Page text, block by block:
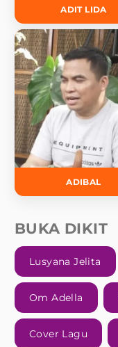
ADIT LIDA
ADIBAL
BUKA DIKIT
Lusyana Jelita
Om Adella
Cover Lagu